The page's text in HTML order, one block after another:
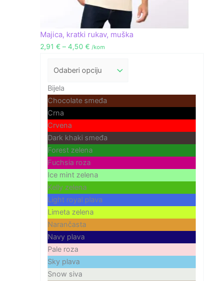
Majica, kratki rukav, muška
2,91 € – 4,50 € /kom
Bijela
Chocolate smeđa
Crna
Crvena
Dark khaki smeđa
Forest zelena
Fuchsia roza
Ice mint zelena
Kelly zelena
Light royal plava
Limeta zelena
Narančasta
Navy plava
Pale roza
Sky plava
Snow siva